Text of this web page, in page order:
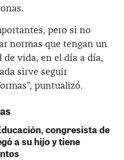
pero si no
normas que tengan un
de vida, en el día a día,
sirve seguir
puntualizó.
congresista de
a su hijo y tiene